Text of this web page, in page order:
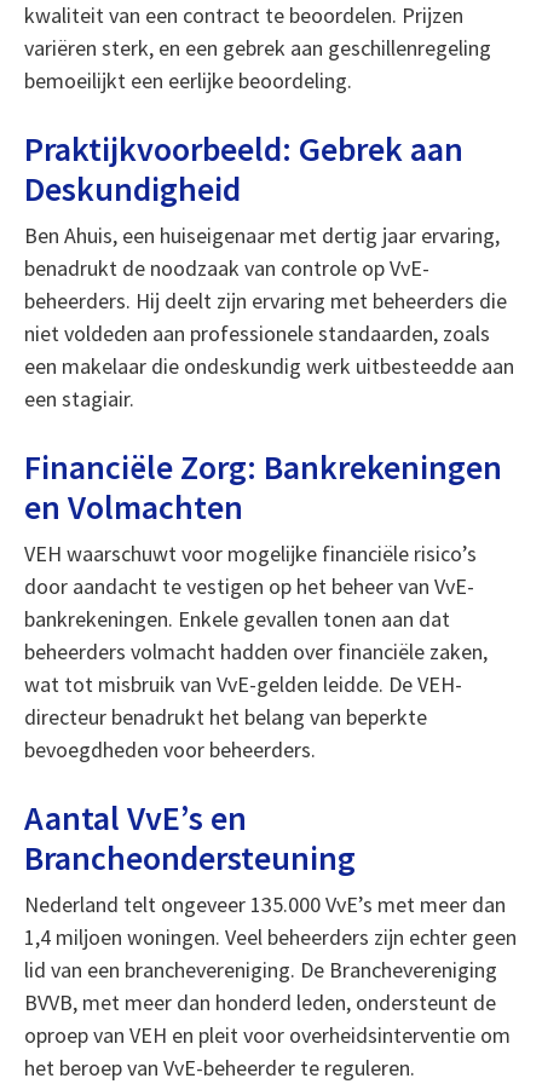
kwaliteit van een contract te beoordelen. Prijzen
variëren sterk, en een gebrek aan geschillenregeling
bemoeilijkt een eerlijke beoordeling.
Praktijkvoorbeeld: Gebrek aan
Deskundigheid
Ben Ahuis, een huiseigenaar met dertig jaar ervaring,
benadrukt de noodzaak van controle op VvE-
beheerders. Hij deelt zijn ervaring met beheerders die
niet voldeden aan professionele standaarden, zoals
een makelaar die ondeskundig werk uitbesteedde aan
een stagiair.
Financiële Zorg: Bankrekeningen
en Volmachten
VEH waarschuwt voor mogelijke financiële risico’s
door aandacht te vestigen op het beheer van VvE-
bankrekeningen. Enkele gevallen tonen aan dat
beheerders volmacht hadden over financiële zaken,
wat tot misbruik van VvE-gelden leidde. De VEH-
directeur benadrukt het belang van beperkte
bevoegdheden voor beheerders.
Aantal VvE’s en
Brancheondersteuning
Nederland telt ongeveer 135.000 VvE’s met meer dan
1,4 miljoen woningen. Veel beheerders zijn echter geen
lid van een branchevereniging. De Branchevereniging
BVVB, met meer dan honderd leden, ondersteunt de
oproep van VEH en pleit voor overheidsinterventie om
het beroep van VvE-beheerder te reguleren.